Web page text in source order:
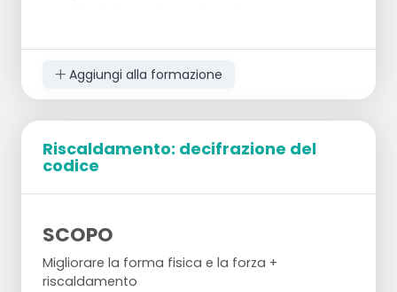
Aggiungi alla formazione
Riscaldamento: decifrazione del
codice
SCOPO
Migliorare la forma fisica e la forza +
riscaldamento